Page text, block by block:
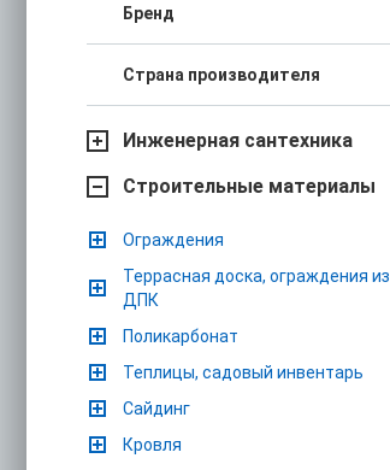
Бренд
Страна производителя
Инженерная сантехника
Строительные материалы
Ограждения
Террасная доска, ограждения из
ДПК
Поликарбонат
Теплицы, садовый инвентарь
Сайдинг
Кровля